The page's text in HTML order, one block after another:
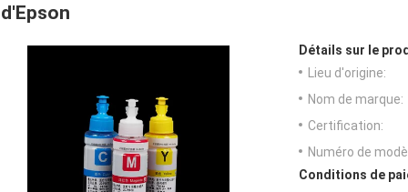
d'Epson
Détails sur le
Lieu d'origine:
Nom de marque:
Certification:
Numéro de
Conditions de